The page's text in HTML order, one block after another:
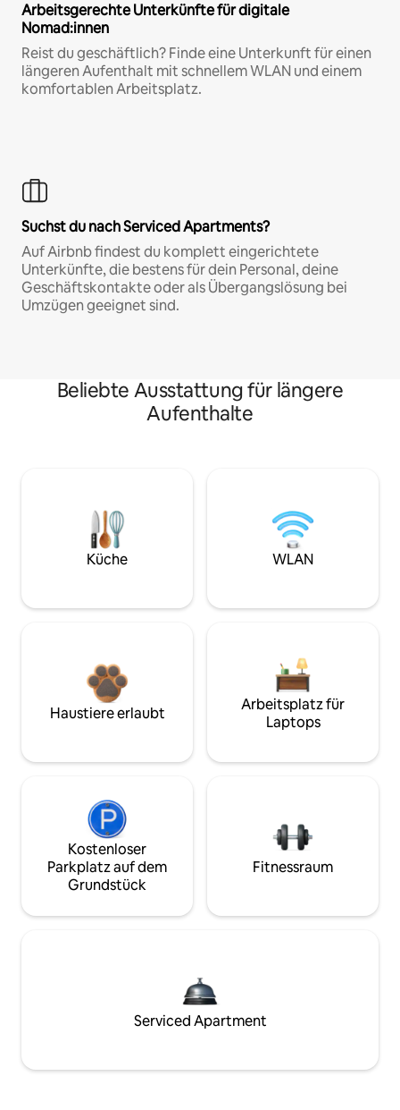
Arbeitsgerechte Unterkünfte für digitale
Nomad:innen
Reist du geschäftlich? Finde eine Unterkunft für einen
längeren Aufenthalt mit schnellem WLAN und einem
komfortablen Arbeitsplatz.
Suchst du nach Serviced Apartments?
Auf Airbnb findest du komplett eingerichtete
Unterkünfte, die bestens für dein Personal, deine
Geschäftskontakte oder als Übergangslösung bei
Umzügen geeignet sind.
Beliebte Ausstattung für längere
Aufenthalte
Küche WLAN
Haustiere erlaubt
Arbeitsplatz für
Laptops
Kostenloser
Parkplatz auf dem
Grundstück
Fitnessraum
Serviced Apartment